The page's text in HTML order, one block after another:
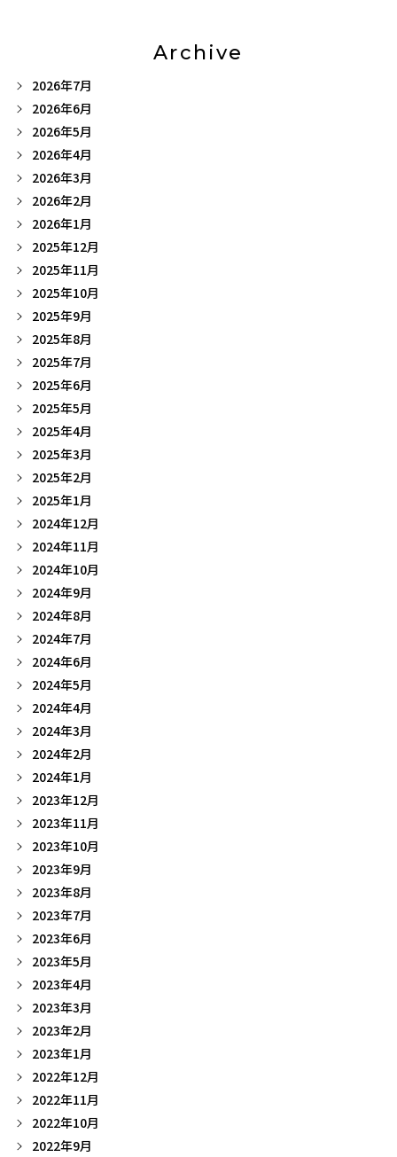
Archive
2026年7月
2026年6月
2026年5月
2026年4月
2026年3月
2026年2月
2026年1月
2025年12月
2025年11月
2025年10月
2025年9月
2025年8月
2025年7月
2025年6月
2025年5月
2025年4月
2025年3月
2025年2月
2025年1月
2024年12月
2024年11月
2024年10月
2024年9月
2024年8月
2024年7月
2024年6月
2024年5月
2024年4月
2024年3月
2024年2月
2024年1月
2023年12月
2023年11月
2023年10月
2023年9月
2023年8月
2023年7月
2023年6月
2023年5月
2023年4月
2023年3月
2023年2月
2023年1月
2022年12月
2022年11月
2022年10月
2022年9月